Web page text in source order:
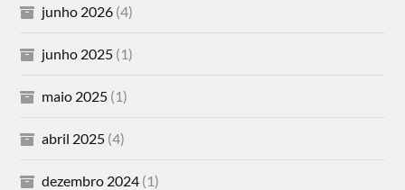
junho 2026 (4)
junho 2025 (1)
maio 2025 (1)
abril 2025 (4)
dezembro 2024 (1)